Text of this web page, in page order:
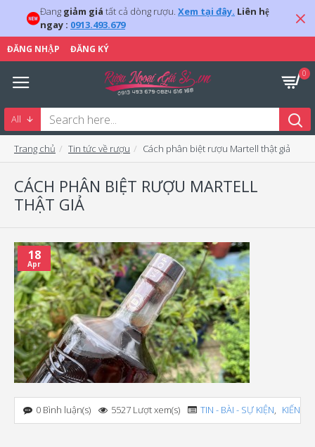
Đang giảm giá tất cả dòng rượu. Xem tại đây. Liên hệ
ngay : 0913.493.679
ĐĂNG NHẬP ĐĂNG KÝ
0
All
Trang chủ Tin tức về rượu Cách phân biệt rượu Martell thật giả
CÁCH PHÂN BIỆT RƯỢU MARTELL
THẬT GIẢ
18
Apr
0 Bình luận(s) 5527 Lượt xem(s) TIN - BÀI - SỰ KIỆN, KIẾN